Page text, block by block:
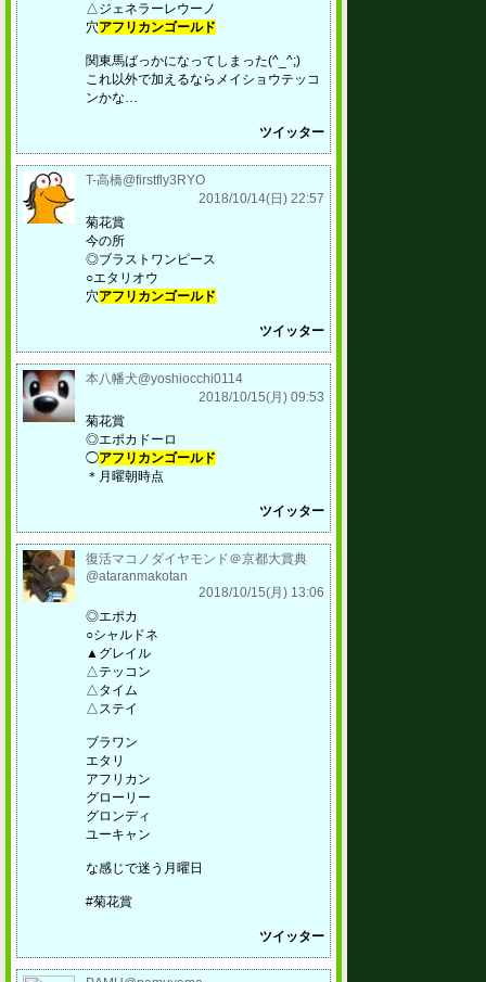
△ジェネラーレウーノ
穴アフリカンゴールド
関東馬ばっかになってしまった(^_^;)
これ以外で加えるならメイショウテッコ
ンかな…
ツイッター
T-高橋@firstfly3RYO
2018/10/14(日) 22:57
菊花賞
今の所
◎ブラストワンピース
○エタリオウ
穴アフリカンゴールド
ツイッター
本八幡犬@yoshiocchi0114
2018/10/15(月) 09:53
菊花賞
◎エポカドーロ
◯アフリカンゴールド
＊月曜朝時点
ツイッター
復活マコノダイヤモンド＠京都大賞典
@ataranmakotan
2018/10/15(月) 13:06
◎エポカ
○シャルドネ
▲グレイル
△テッコン
△タイム
△ステイ
ブラワン
エタリ
アフリカン
グローリー
グロンディ
ユーキャン
な感じで迷う月曜日
#菊花賞
ツイッター